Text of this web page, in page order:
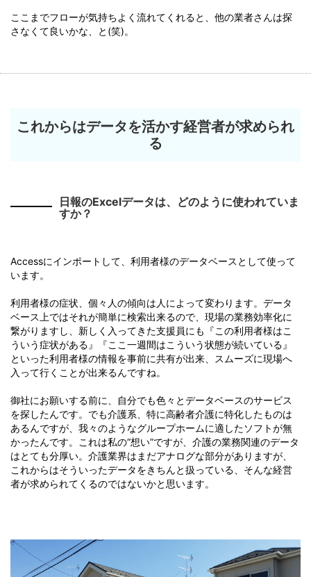
ここまでフローが気持ちよく流れてくれると、他の業者さんは探
さなくて良いかな、と(笑)。
これからはデータを活かす経営者が求められ
る
日報のExcelデータは、どのように使われていま
すか？
Accessにインポートして、利用者様のデータベースとして使って
います。
利用者様の症状、個々人の傾向は人によって変わります。データ
ベース上ではそれが簡単に検索出来るので、現場の業務効率化に
繋がりますし、新しく入ってきた支援員にも『この利用者様はこ
ういう症状がある』『ここ一週間はこういう状態が続いている』
といった利用者様の情報を事前に共有が出来、スムーズに現場へ
入って行くことが出来るんですね。
御社にお願いする前に、自分でも色々とデータベースのサービス
を探したんです。でも介護系、特に高齢者介護に特化したものは
あるんですが、我々のようなグループホームに適したソフトが無
かったんです。これは私の“想い”ですが、介護の業務関連のデータ
はとても分厚い。介護業界はまだアナログな部分がありますが、
これからはそういったデータをきちんと扱っている、そんな経営
者が求められてくるのではないかと思います。